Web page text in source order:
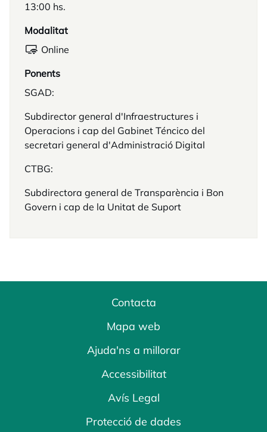
13:00 hs.
Modalitat
Online
Ponents
SGAD:
Subdirector general d'Infraestructures i
Operacions i cap del Gabinet Téncico del
secretari general d'Administració Digital
CTBG:
Subdirectora general de Transparència i Bon
Govern i cap de la Unitat de Suport
Contacta
Mapa web
Ajuda'ns a millorar
Accessibilitat
Avís Legal
Protecció de dades